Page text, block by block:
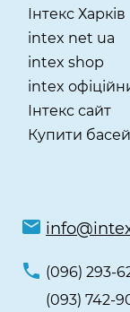
​Інтекс Харків
intex net ua
intex shop
intex
Інтекс сайт
Купити
(096) 293-
(093) 742-